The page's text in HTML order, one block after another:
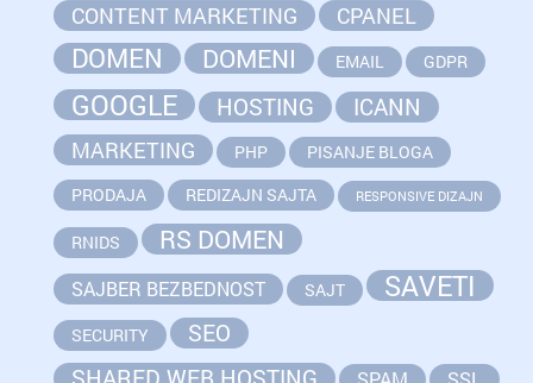
CONTENT MARKETING CPANEL
DOMEN DOMENI EMAIL GDPR
GOOGLE HOSTING ICANN
MARKETING PHP
PISANJE BLOGA
PRODAJA
REDIZAJN SAJTA RESPONSIVE DIZAJN
RNIDS RS DOMEN
SAJBER BEZBEDNOST SAJT SAVETI
SECURITY
SEO